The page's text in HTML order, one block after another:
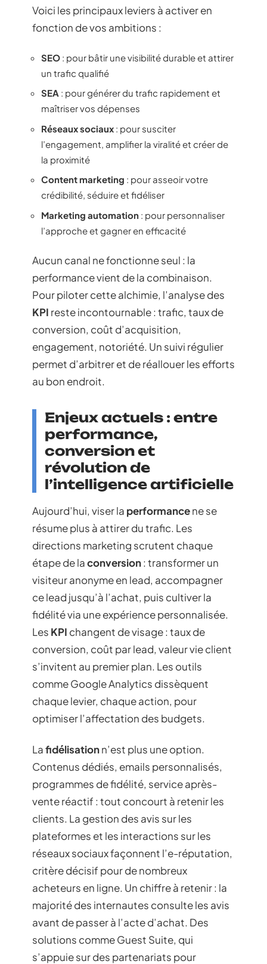
Voici les principaux leviers à activer en
fonction de vos ambitions :
SEO : pour bâtir une visibilité durable et attirer
un trafic qualifié
SEA : pour générer du trafic rapidement et
maîtriser vos dépenses
Réseaux sociaux : pour susciter
l’engagement, amplifier la viralité et créer de
la proximité
Content marketing : pour asseoir votre
crédibilité, séduire et fidéliser
Marketing automation : pour personnaliser
l’approche et gagner en efficacité
Aucun canal ne fonctionne seul : la
performance vient de la combinaison.
Pour piloter cette alchimie, l’analyse des
KPI reste incontournable : trafic, taux de
conversion, coût d’acquisition,
engagement, notoriété. Un suivi régulier
permet d’arbitrer et de réallouer les efforts
au bon endroit.
Enjeux actuels : entre
performance,
conversion et
révolution de
l’intelligence artificielle
Aujourd’hui, viser la performancene se
résume plus à attirer du trafic. Les
directions marketing scrutent chaque
étape de laconversion: transformer un
visiteur anonyme en lead, accompagner
ce lead jusqu’à l’achat, puis cultiver la
fidélité via une expérience personnalisée.
Les KPI changent de visage : taux de
conversion, coût par lead, valeur vie client
s’invitent au premier plan. Les outils
comme Google Analytics dissèquent
chaque levier, chaque action, pour
optimiser l’affectation des budgets.
Lafidélisationn’est plus une option.
Contenus dédiés, emails personnalisés,
programmes de fidélité, service après-
vente réactif : tout concourt à retenir les
clients. La gestion des avis sur les
plateformes et les interactions sur les
réseaux sociaux façonnent l’e-réputation,
critère décisif pour de nombreux
acheteurs en ligne. Un chiffre à retenir : la
majorité des internautes consulte les avis
avant de passer à l’acte d’achat. Des
solutions comme Guest Suite, qui
s’appuie sur des partenariats pour